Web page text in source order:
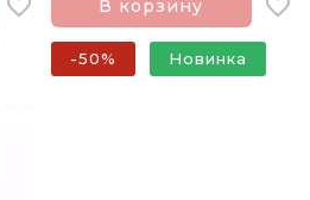
В корзину
-50% Новинка